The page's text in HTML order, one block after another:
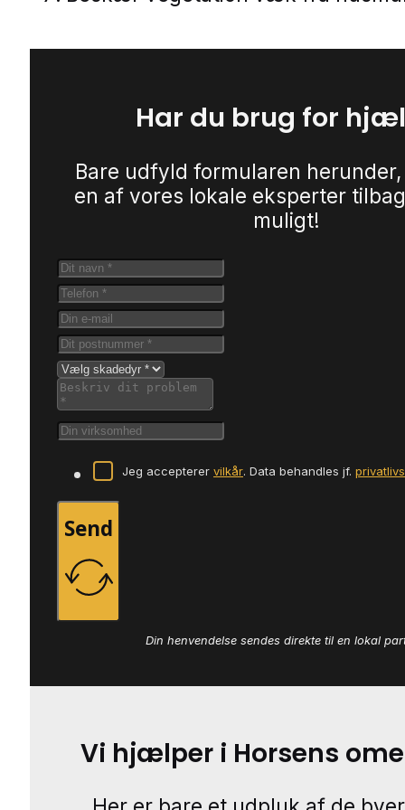
Har du brug for
Bare udfyld formularen
en af vores lokale eksperter
muligt!
Jeg accepterer vilkår. Data behandles jf.
Send
Din henvendelse sendes direkte til en lokal
Vi hjælper i Horsens